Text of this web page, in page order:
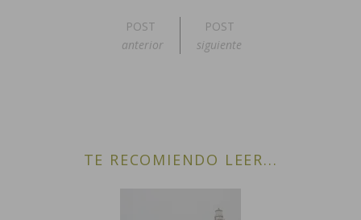
POST
anterior
POST
siguiente
TE RECOMIENDO LEER...